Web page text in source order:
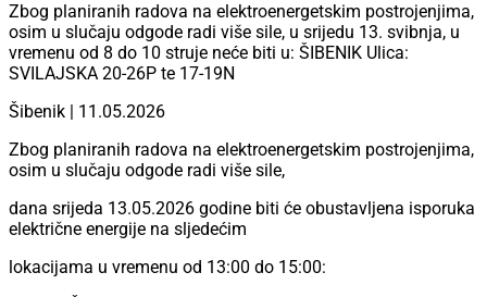
Zbog planiranih radova na elektroenergetskim postrojenjima,
osim u slučaju odgode radi više sile, u srijedu 13. svibnja, u
vremenu od 8 do 10 struje neće biti u: ŠIBENIK Ulica:
SVILAJSKA 20-26P te 17-19N
Šibenik | 11.05.2026
Zbog planiranih radova na elektroenergetskim postrojenjima,
osim u slučaju odgode radi više sile,
dana srijeda 13.05.2026 godine biti će obustavljena isporuka
električne energije na sljedećim
lokacijama u vremenu od 13:00 do 15:00: